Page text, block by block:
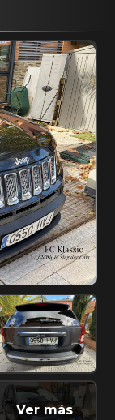
Ver más